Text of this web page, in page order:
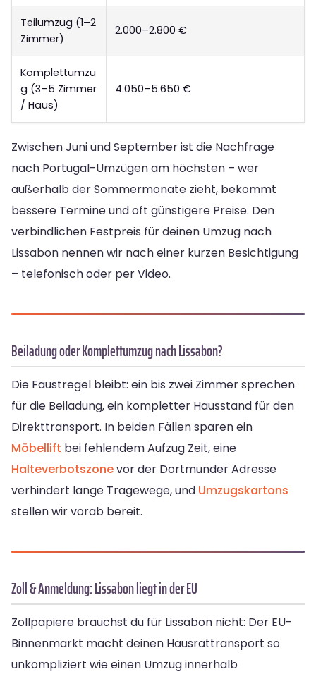
Teilumzug (1–2
Zimmer)
2.000–2.800 €
Komplettumzu
g (3–5 Zimmer
/ Haus)
4.050–5.650 €
Zwischen Juni und September ist die Nachfrage
nach Portugal-Umzügen am höchsten – wer
außerhalb der Sommermonate zieht, bekommt
bessere Termine und oft günstigere Preise. Den
verbindlichen Festpreis für deinen Umzug nach
Lissabon nennen wir nach einer kurzen Besichtigung
– telefonisch oder per Video.
Beiladung oder Komplettumzug nach Lissabon?
Die Faustregel bleibt: ein bis zwei Zimmer sprechen
für die Beiladung, ein kompletter Hausstand für den
Direkttransport. In beiden Fällen sparen ein
Möbellift bei fehlendem Aufzug Zeit, eine
Halteverbotszonevor der Dortmunder Adresse
verhindert lange Tragewege, und Umzugskartons
stellen wir vorab bereit.
Zoll & Anmeldung: Lissabon liegt in der EU
Zollpapiere brauchst du für Lissabon nicht: Der EU-
Binnenmarkt macht deinen Hausrattransport so
unkompliziert wie einen Umzug innerhalb